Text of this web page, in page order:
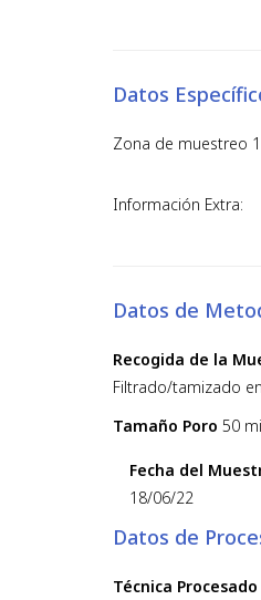
Datos
Zona de muestreo
Información Extra:
Datos de
Recogida de la
Filtrado/tamizado
Tamaño Poro 50
Fecha del
18/06/22
Datos de
Técnica Procesado